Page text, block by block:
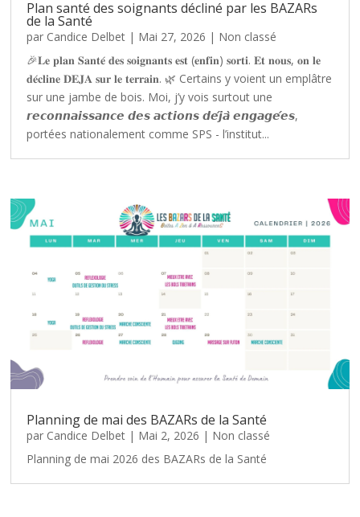
Plan santé des soignants décliné par les BAZARs
de la Santé
par Candice Delbet | Mai 27, 2026 | Non classé
🎉𝐋𝐞 𝐩𝐥𝐚𝐧 𝐒𝐚𝐧𝐭𝐞́ 𝐝𝐞𝐬 𝐬𝐨𝐢𝐠𝐧𝐚𝐧𝐭𝐬 𝐞𝐬𝐭 (𝐞𝐧𝐟𝐢𝐧) 𝐬𝐨𝐫𝐭𝐢. 𝐄𝐭 𝐧𝐨𝐮𝐬, 𝐨𝐧 𝐥𝐞
𝐝𝐞́𝐜𝐥𝐢𝐧𝐞 𝐃𝐄𝐉𝐀 𝐬𝐮𝐫 𝐥𝐞 𝐭𝐞𝐫𝐫𝐚𝐢𝐧. 🌿 Certains y voient un emplâtre
sur une jambe de bois. Moi, j’y vois surtout une
𝙧𝙚𝙘𝙤𝙣𝙣𝙖𝙞𝙨𝙨𝙖𝙣𝙘𝙚 𝙙𝙚𝙨 𝙖𝙘𝙩𝙞𝙤𝙣𝙨 𝙙𝙚́𝙟𝙖̀ 𝙚𝙣𝙜𝙖𝙜𝙚́𝙚𝙨,
portées nationalement comme SPS - l’institut...
Planning de mai des BAZARs de la Santé
par Candice Delbet | Mai 2, 2026 | Non classé
Planning de mai 2026 des BAZARs de la Santé